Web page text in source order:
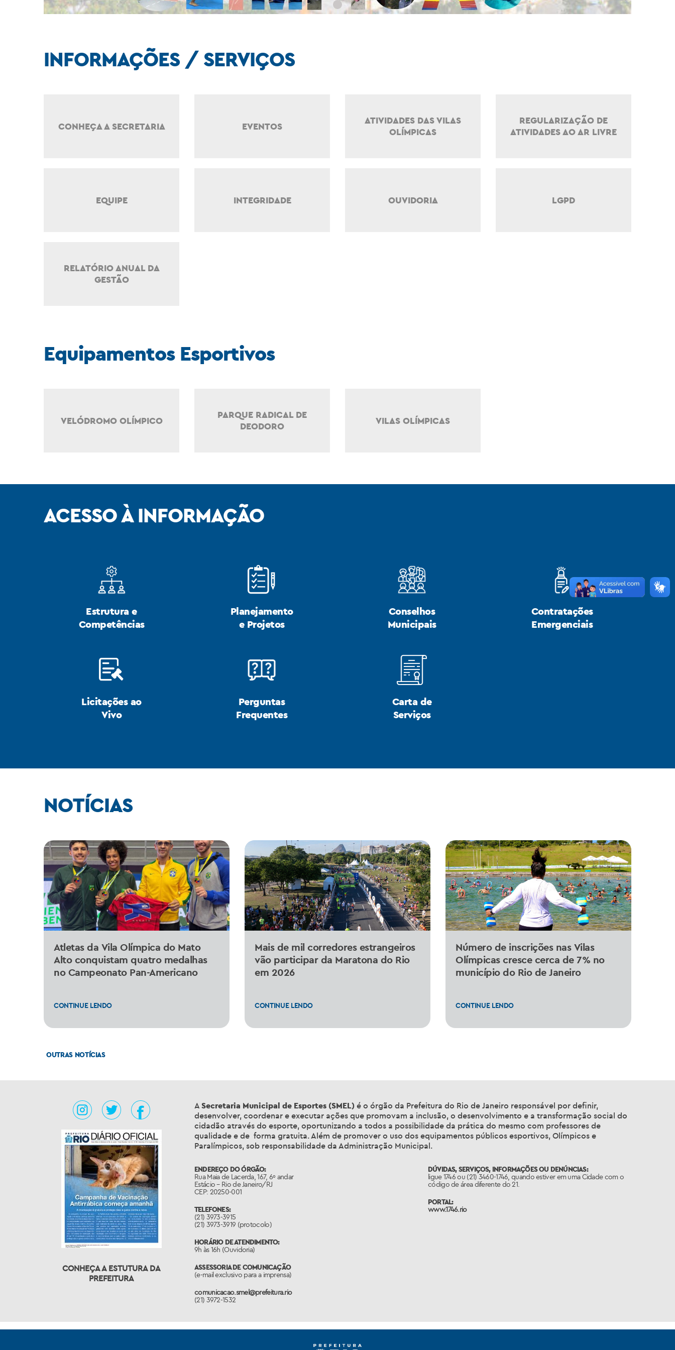
INFORMAÇÕES / SERVIÇOS
CONHEÇA A SECRETARIA EVENTOS
ATIVIDADES DAS VILAS
OLÍMPICAS
REGULARIZAÇÃO DE
ATIVIDADES AO AR LIVRE
EQUIPE INTEGRIDADE OUVIDORIA LGPD
RELATÓRIO ANUAL DA
GESTÃO
Equipamentos Esportivos
VELÓDROMO OLÍMPICO
PARQUE RADICAL DE
DEODORO
VILAS OLÍMPICAS
ACESSO À INFORMAÇÃO
Estrutura e
Competências
Planejamento
e Projetos
Conselhos
Municipais
Contratações
Emergenciais
Licitações ao
Vivo
Perguntas
Frequentes
Carta de
Serviços
NOTÍCIAS
Atletas da Vila Olímpica do Mato
Alto conquistam quatro medalhas
no Campeonato Pan-Americano
CONTINUE LENDO
Mais de mil corredores estrangeiros
vão participar da Maratona do Rio
em 2026
CONTINUE LENDO
Número de inscrições nas Vilas
Olímpicas cresce cerca de 7% no
município do Rio de Janeiro
CONTINUE LENDO
OUTRAS NOTÍCIAS
CONHEÇA A ESTUTURA DA
PREFEITURA
A Secretaria Municipal de Esportes (SMEL) é o órgão da Prefeitura do Rio de Janeiro responsável por definir,
desenvolver, coordenar e executar ações que promovam a inclusão, o desenvolvimento e a transformação social do
cidadão através do esporte, oportunizando a todos a possibilidade da prática do mesmo com professores de
qualidade e de forma gratuita. Além de promover o uso dos equipamentos públicos esportivos, Olímpicos e
Paralímpicos, sob responsabilidade da Administração Municipal.
ENDEREÇO DO ÓRGÃO:
Rua Maia de Lacerda, 167, 6º andar
Estácio – Rio de Janeiro/RJ
CEP: 20250-001
TELEFONES:
(21) 3973-3915
(21) 3973-3919 (protocolo)
HORÁRIO DE ATENDIMENTO:
9h às 16h (Ouvidoria)
ASSESSORIA DE COMUNICAÇÃO
(e-mail exclusivo para a imprensa)
comunicacao.smel@prefeitura.rio
(21) 3972-1532
DÚVIDAS, SERVIÇOS, INFORMAÇÕES OU DENÚNCIAS:
ligue 1746 ou (21) 3460-1746, quando estiver em uma Cidade com o
código de área diferente do 21.
PORTAL:
www.1746.rio